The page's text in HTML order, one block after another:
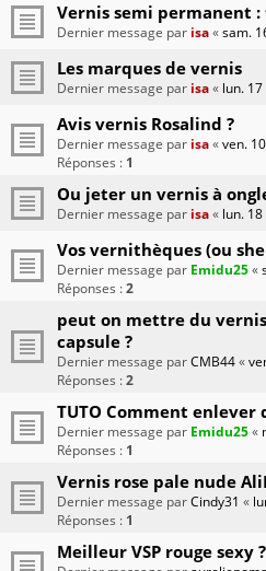
Vernis semi permanent :
Dernier message par isa«sam.
Les marques de vernis
Dernier message par isa« lun.
Avis vernis Rosalind ?
Dernier message par isa«ven.
Réponses : 1
Ou jeter un vernis à
Dernier message par isa« lun.
Vos vernithèques (ou
Dernier message par Emidu25«
Réponses :2
peut on mettre du
capsule ?
Dernier message parCMB44«
Réponses :2
TUTO Comment enlever
Dernier message par Emidu25«
Réponses : 1
Vernis rose pale nude
Dernier message parCindy31 «
Réponses : 1
Meilleur VSP rouge sexy ?